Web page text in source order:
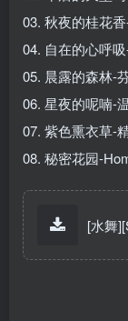
03. 秋夜的桂花
04. 自在的心呼
05. 晨露的森林-
06. 星夜的呢喃-
07. 紫色熏衣草-
08. 秘密花园-
[水舞